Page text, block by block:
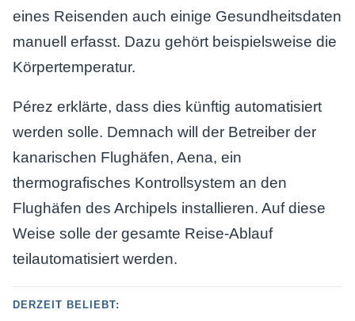
eines Reisenden auch einige Gesundheitsdaten
manuell erfasst. Dazu gehört beispielsweise die
Körpertemperatur.
Pérez erklärte, dass dies künftig automatisiert
werden solle. Demnach will der Betreiber der
kanarischen Flughäfen, Aena, ein
thermografisches Kontrollsystem an den
Flughäfen des Archipels installieren. Auf diese
Weise solle der gesamte Reise-Ablauf
teilautomatisiert werden.
DERZEIT BELIEBT: